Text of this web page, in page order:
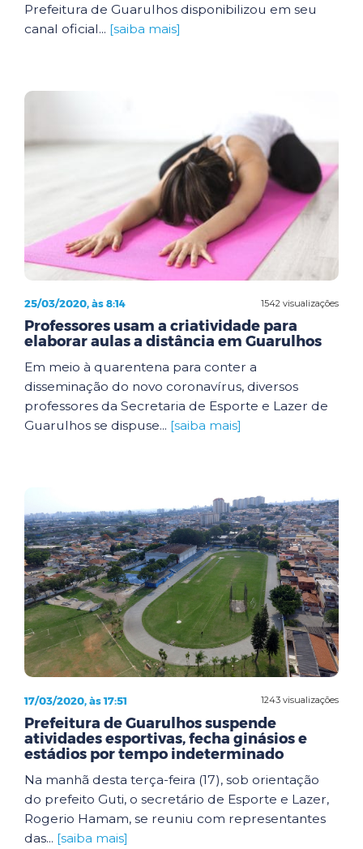
Prefeitura de Guarulhos disponibilizou em seu
canal oficial... [saiba mais]
1542 visualizações
25/03/2020, às 8:14
Professores usam a criatividade para
elaborar aulas a distância em Guarulhos
Em meio à quarentena para conter a
disseminação do novo coronavírus, diversos
professores da Secretaria de Esporte e Lazer de
Guarulhos se dispuse... [saiba mais]
1243 visualizações
17/03/2020, às 17:51
Prefeitura de Guarulhos suspende
atividades esportivas, fecha ginásios e
estádios por tempo indeterminado
Na manhã desta terça-feira (17), sob orientação
do prefeito Guti, o secretário de Esporte e Lazer,
Rogerio Hamam, se reuniu com representantes
das... [saiba mais]